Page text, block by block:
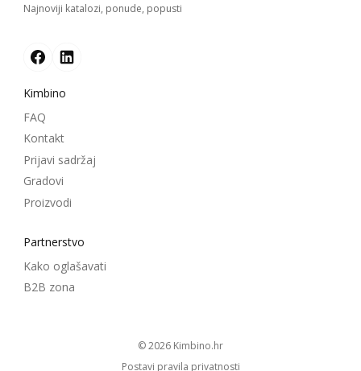
Najnoviji katalozi, ponude, popusti
Kimbino
FAQ
Kontakt
Prijavi sadržaj
Gradovi
Proizvodi
Partnerstvo
Kako oglašavati
B2B zona
© 2026
kimbino.hr
Postavi pravila privatnosti